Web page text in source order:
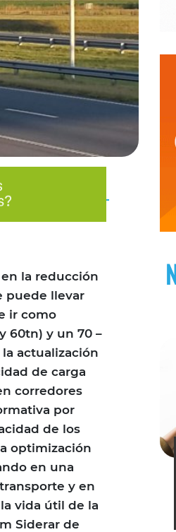
la reducción
puede llevar
ir como
60tn) y un 70 –
actualización
de carga
corredores
por
de los
optimización
en una
y en
vida útil de la
Siderar de